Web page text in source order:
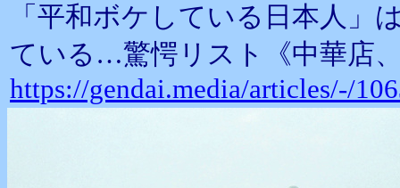
「平和ボケしている日本人」
ている…驚愕リスト《中華店
https://gendai.media/articles/-/